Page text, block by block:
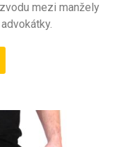
mezi manžely